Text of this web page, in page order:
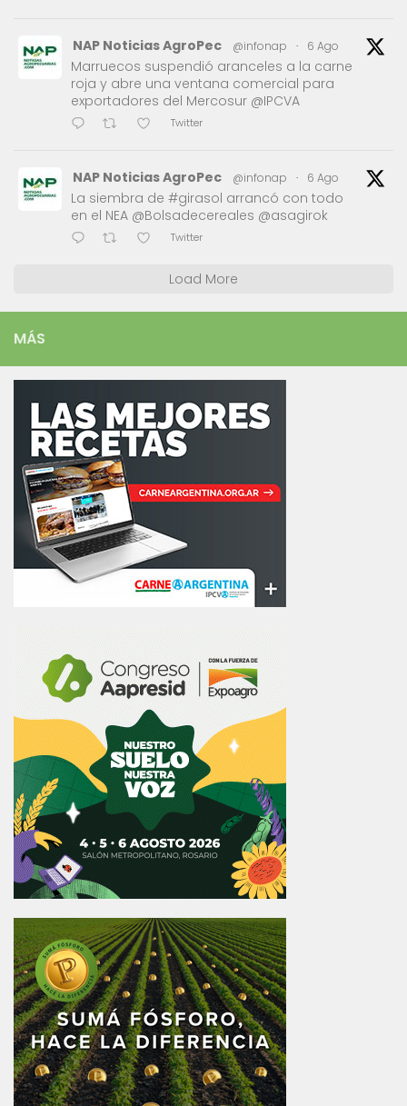
NAP Noticias AgroPec @infonap · 6 Ago
Marruecos suspendió aranceles a la carne
roja y abre una ventana comercial para
exportadores del Mercosur @IPCVA
Twitter
NAP Noticias AgroPec @infonap · 6 Ago
La siembra de #girasol arrancó con todo
en el NEA @Bolsadecereales @asagirok
Twitter
Load More
MÁS